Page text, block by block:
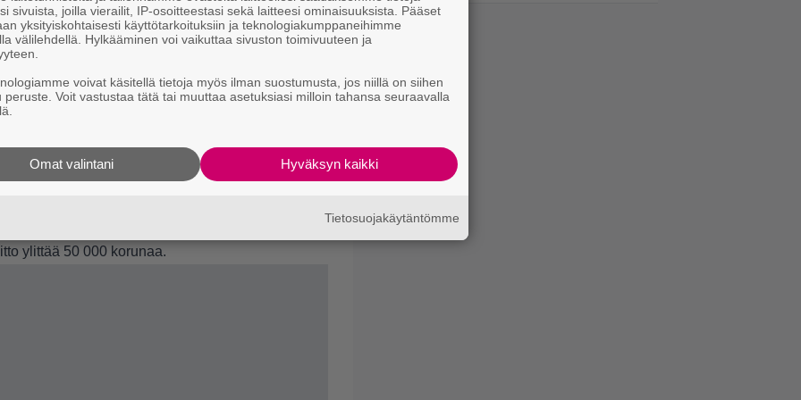
ovat veronalaista.
sillä Suomessa Veikkauksen peleistä
veron pidättää pelinjärjestäjä suoraan
koko summaa tililleen.
eikö totta.
järjestettiin Suonenjoen K-kaupassa voittokahvit
tätä
– hänellä oli kestopeli sisällä
alussa. Siitä lähtien lotto- ja arpapelivoitot ovat
ylittää 50 000 korunaa.
sivuista, joilla vierailit, IP-osoitteestasi sekä laitteesi ominaisuuksista. Pääset
yksityiskohtaisesti käyttötarkoituksiin ja teknologiakumppaneihimme
välilehdellä. Hylkääminen voi vaikuttaa sivuston toimivuuteen ja
voivat käsitellä tietoja myös ilman suostumusta, jos niillä on siihen
peruste. Voit vastustaa tätä tai muuttaa asetuksiasi milloin tahansa seuraavalla
Hyväksyn kaikki
Omat valintani
Tietosuojakäytäntömme